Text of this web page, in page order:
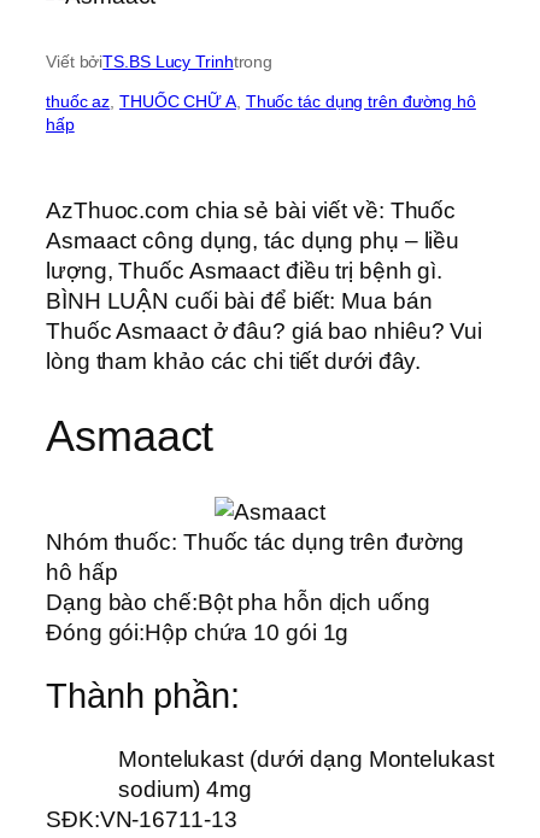
Viết bởiTS.BS Lucy Trinhtrong
thuốc az , THUỐC CHỮ A, Thuốc tác dụng trên đường hô
hấp
AzThuoc.com chia sẻ bài viết về: Thuốc
Asmaact công dụng, tác dụng phụ – liều
lượng, Thuốc Asmaact điều trị bệnh gì.
BÌNH LUẬN cuối bài để biết: Mua bán
Thuốc Asmaact ở đâu? giá bao nhiêu? Vui
lòng tham khảo các chi tiết dưới đây.
Asmaact
Nhóm thuốc: Thuốc tác dụng trên đường
hô hấp
Dạng bào chế:Bột pha hỗn dịch uống
Đóng gói:Hộp chứa 10 gói 1g
Thành phần:
Montelukast (dưới dạng Montelukast
sodium) 4mg
SĐK:VN-16711-13